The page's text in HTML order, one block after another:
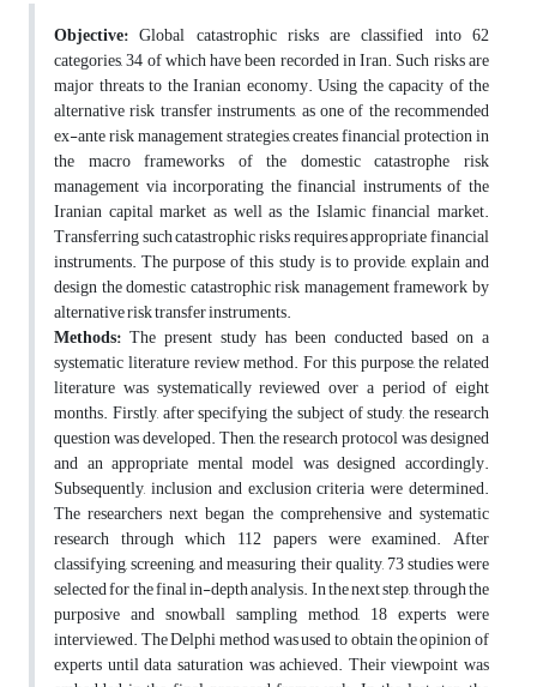
Objective: Global catastrophic risks are classified into 62
categories, 34 of which have been recorded in Iran. Such risks are
major threats to the Iranian economy. Using the capacity of the
alternative risk transfer instruments, as one of the recommended
ex-ante risk management strategies, creates financial protection in
the macro frameworks of the domestic catastrophe risk
management via incorporating the financial instruments of the
Iranian capital market as well as the Islamic financial market.
Transferring such catastrophic risks requires appropriate financial
instruments. The purpose of this study is to provide, explain and
design the domestic catastrophic risk management framework by
alternative risk transfer instruments.
Methods: The present study has been conducted based on a
systematic literature review method. For this purpose, the related
literature was systematically reviewed over a period of eight
months. Firstly, after specifying the subject of study, the research
question was developed. Then, the research protocol was designed
and an appropriate mental model was designed accordingly.
Subsequently, inclusion and exclusion criteria were determined.
The researchers next began the comprehensive and systematic
research through which 112 papers were examined. After
classifying, screening, and measuring their quality, 73 studies were
selected for the final in-depth analysis. In the next step, through the
purposive and snowball sampling method, 18 experts were
interviewed. The Delphi method was used to obtain the opinion of
experts until data saturation was achieved. Their viewpoint was